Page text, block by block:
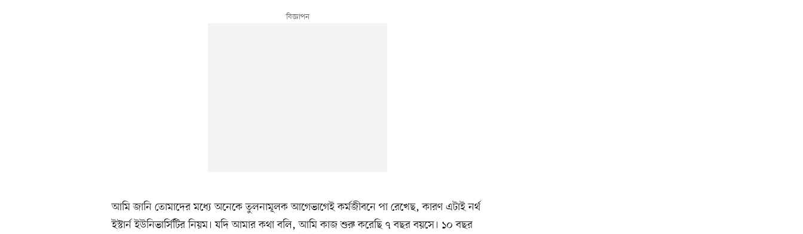
আমি জানি তোমাদের মধ্যে অনেকে তুলনামূলক আগেভাগেই কর্মজীবনে পা রেখেছ, কারণ এটাই নর্থ
ইস্টার্ন ইউনিভার্সিটির নিয়ম। যদি আমার কথা বলি, আমি কাজ শুরু করেছি ৭ বছর বয়সে। ১০ বছর